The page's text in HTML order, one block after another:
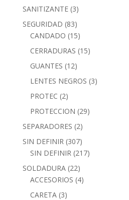
SANITIZANTE (3)
SEGURIDAD (83)
CANDADO (15)
CERRADURAS (15)
GUANTES (12)
LENTES NEGROS (3)
PROTEC (2)
PROTECCION (29)
SEPARADORES (2)
SIN DEFINIR (307)
SIN DEFINIR (217)
SOLDADURA (22)
ACCESORIOS (4)
CARETA (3)